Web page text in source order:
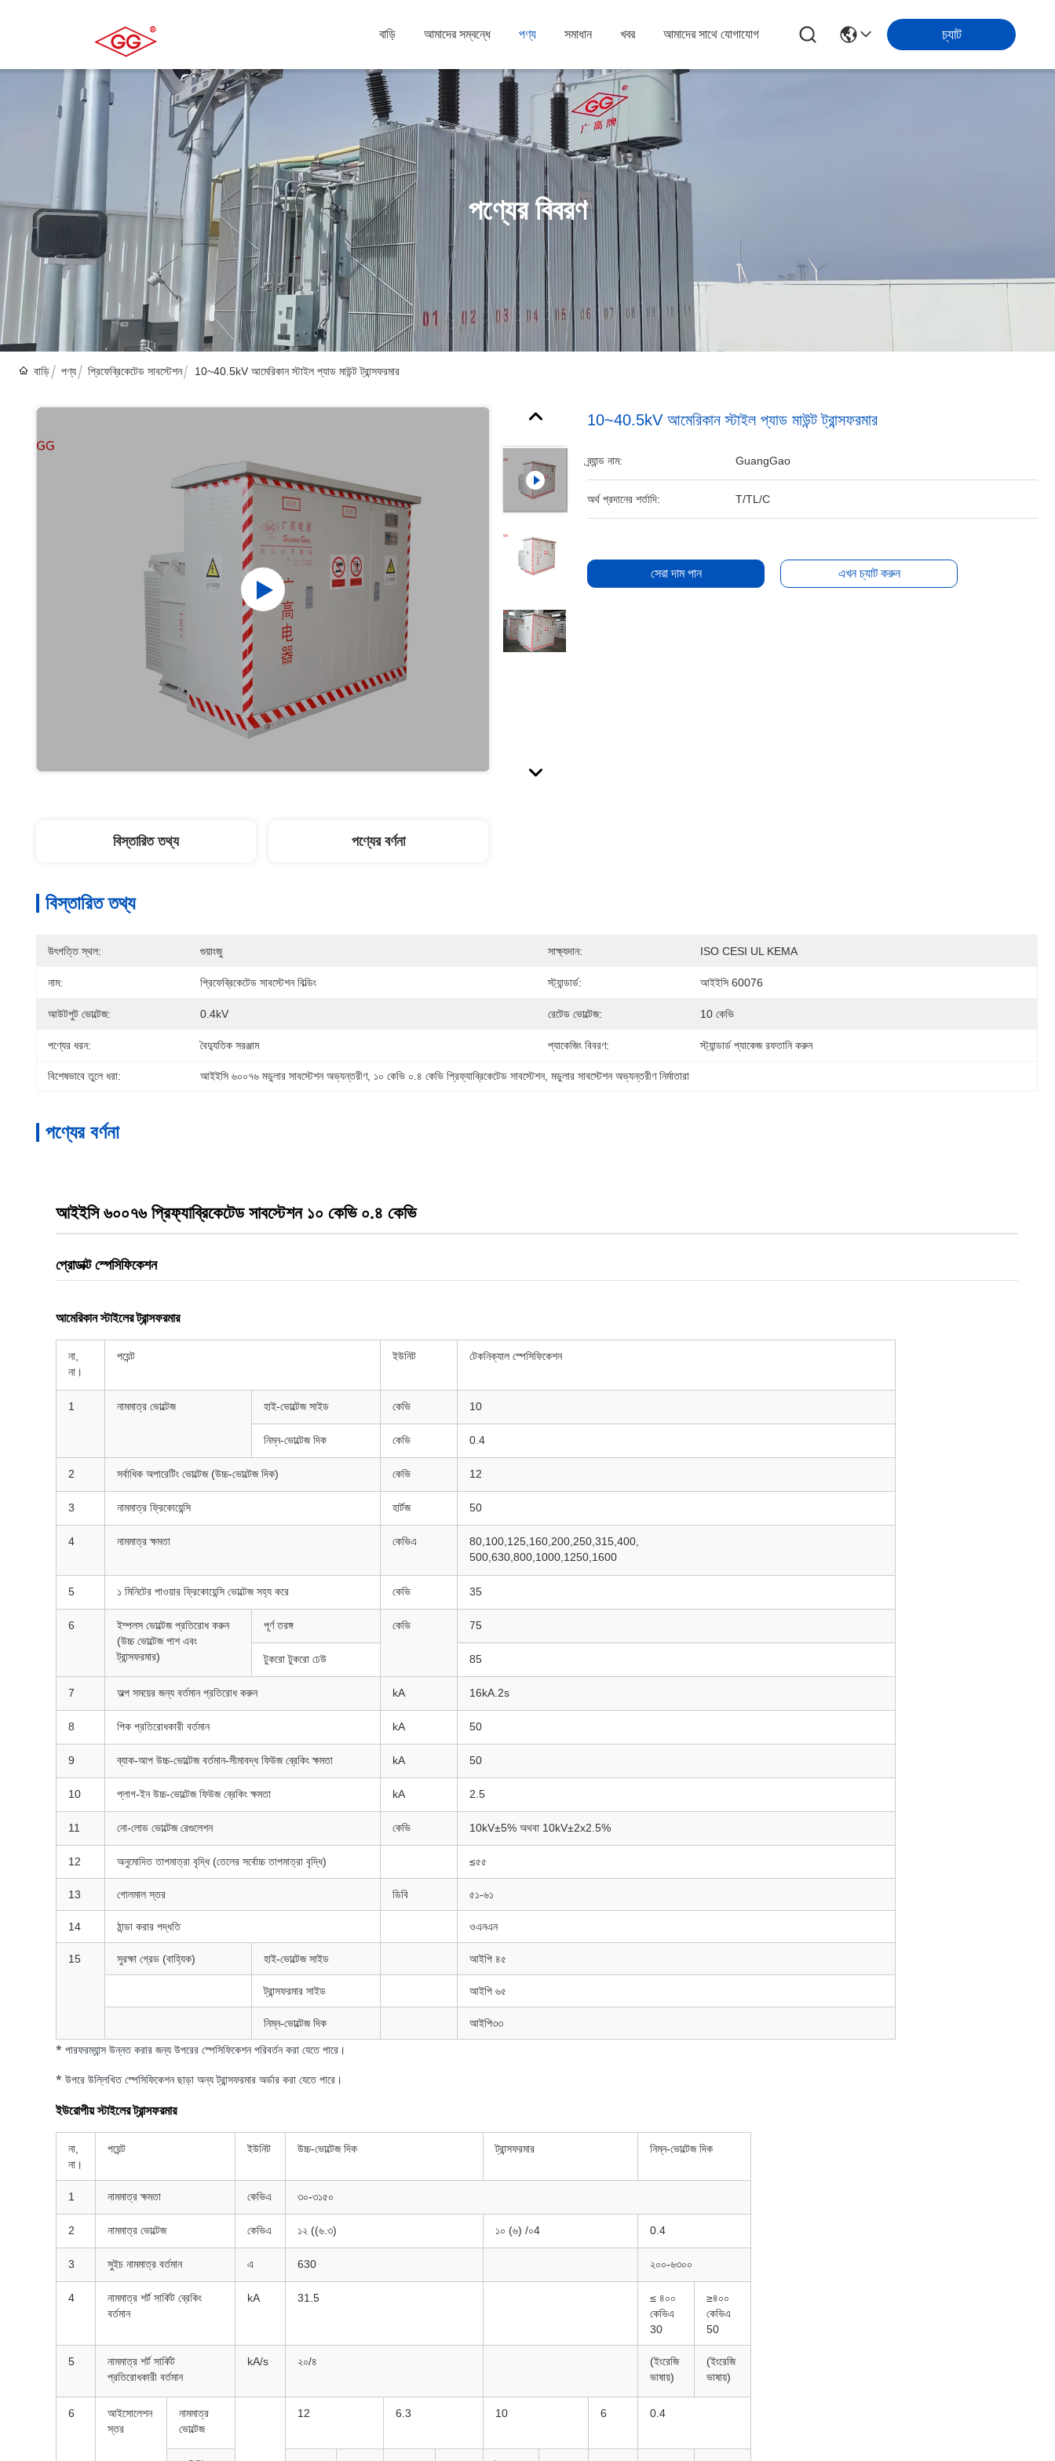
বাড়ি আমাদের সম্বন্ধে পণ্য সমাধান খবর আমাদের সাথে যোগাযোগ চ্যাট
পণ্যের বিবরণ
বাড়ি পণ্য প্রিফেব্রিকেটেড সাবস্টেশন 10~40.5kV আমেরিকান স্টাইল প্যাড মাউন্ট ট্রান্সফরমার
10~40.5kV আমেরিকান স্টাইল প্যাড মাউন্ট ট্রান্সফরমার
ব্র্যান্ড নাম: GuangGao
অর্থ প্রদানের শর্তাদি: T/TL/C
সেরা দাম পান এখন চ্যাট করুন
বিস্তারিত তথ্য পণ্যের বর্ণনা
বিস্তারিত তথ্য
উৎপত্তি স্থল: গুয়াংজু সাক্ষ্যদান: ISO CESI UL KEMA
নাম: প্রিফেব্রিকেটেড সাবস্টেশন বিল্ডিং স্ট্যান্ডার্ড: আইইসি 60076
আউটপুট ভোল্টেজ: 0.4kV রেটেড ভোল্টেজ: 10 কেভি
পণ্যের ধরন: বৈদ্যুতিক সরঞ্জাম প্যাকেজিং বিবরণ: স্ট্যান্ডার্ড প্যাকেজ রফতানি করুন
বিশেষভাবে তুলে ধরা: আইইসি ৬০০৭৬ মডুলার সাবস্টেশন অভ্যন্তরীণ, ১০ কেভি ০.৪ কেভি প্রিফ্যাব্রিকেটেড সাবস্টেশন, মডুলার সাবস্টেশন অভ্যন্তরীণ নির্মাতারা
পণ্যের বর্ণনা
আইইসি ৬০০৭৬ প্রিফ্যাব্রিকেটেড সাবস্টেশন ১০ কেভি ০.৪ কেভি
প্রোডাক্ট স্পেসিফিকেশন
আমেরিকান স্টাইলের ট্রান্সফরমার
না,
না।
পয়েন্ট ইউনিট টেকনিক্যাল স্পেসিফিকেশন
1 নামমাত্র ভোল্টেজ হাই-ভোল্টেজ সাইড কেভি 10
নিম্ন-ভোল্টেজ দিক কেভি 0.4
2 সর্বাধিক অপারেটিং ভোল্টেজ (উচ্চ-ভোল্টেজ দিক) কেভি 12
3 নামমাত্র ফ্রিকোয়েন্সি হার্টজ 50
4 নামমাত্র ক্ষমতা কেভিএ 80 100 125 160 200 250 315 400
500 630 800 1000 1250 1600
5 ১ মিনিটের পাওয়ার ফ্রিকোয়েন্সি ভোল্টেজ সহ্য করে কেভি 35
6
ইম্পলস ভোল্টেজ প্রতিরোধ করুন
(উচ্চ ভোল্টেজ পাশ এবং
ট্রান্সফরমার)
পূর্ণ তরঙ্গ কেভি 75
টুকরো টুকরো ঢেউ 85
7 অল্প সময়ের জন্য বর্তমান প্রতিরোধ করুন kA 16kA.2s
8 পিক প্রতিরোধকারী বর্তমান kA 50
9 ব্যাক-আপ উচ্চ-ভোল্টেজ বর্তমান-সীমাবদ্ধ ফিউজ ব্রেকিং ক্ষমতা kA 50
10 প্লাগ-ইন উচ্চ-ভোল্টেজ ফিউজ ব্রেকিং ক্ষমতা kA 2.5
11 নো-লোড ভোল্টেজ রেগুলেশন কেভি 10kV±5% অথবা 10kV±2x2.5%
12 অনুমোদিত তাপমাত্রা বৃদ্ধি (তেলের সর্বোচ্চ তাপমাত্রা বৃদ্ধি) ≤৫৫
13 গোলমাল স্তর ডিবি ৫১-৬১
14 ঠান্ডা করার পদ্ধতি ওএনএন
15 সুরক্ষা গ্রেড (বাহ্যিক) হাই-ভোল্টেজ সাইড আইপি ৪৫
ট্রান্সফরমার সাইড আইপি ৬৫
নিম্ন-ভোল্টেজ দিক আইপি৩৩
* পারফরম্যান্স উন্নত করার জন্য উপরের স্পেসিফিকেশন পরিবর্তন করা যেতে পারে।
* উপরে উল্লিখিত স্পেসিফিকেশন ছাড়া অন্য ট্রান্সফরমার অর্ডার করা যেতে পারে।
ইউরোপীয় স্টাইলের ট্রান্সফরমার
না,
না।
পয়েন্ট ইউনিট উচ্চ-ভোল্টেজ দিক ট্রান্সফরমার নিম্ন-ভোল্টেজ দিক
1 নামমাত্র ক্ষমতা কেভিএ ৩০-৩১৫০
2 নামমাত্র ভোল্টেজ কেভিএ ১২ ((৬.৩) ১০ (৬) /০4 0.4
3 সুইচ নামমাত্র বর্তমান এ 630 ২০০-৬৩০০
4
নামমাত্র শর্ট সার্কিট ব্রেকিং
বর্তমান
kA 31.5
≤ ৪০০
কেভিএ
30
≥৪০০
কেভিএ
50
5
নামমাত্র শর্ট সার্কিট
প্রতিরোধকারী বর্তমান
kA/s ২০/৪
(ইংরেজি
ভাষায়)
(ইংরেজি
ভাষায়)
6
আইসোলেশন
স্তর
নামমাত্র
ভোল্টেজ
12 6.3 10 6 0.4